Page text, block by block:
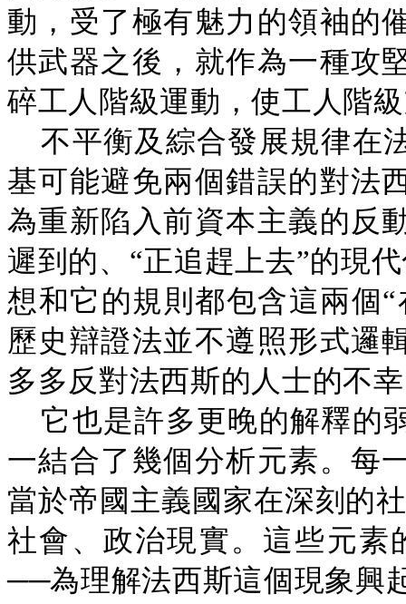
動，受了極有魅力的領袖的
供武器之後，就作為一種攻
碎工人階級運動，使工人階
不平衡及綜合發展規律在
基可能避免兩個錯誤的對法
為重新陷入前資本主義的反
遲到的、“正追趕上去”的現
想和它的規則都包含這兩個
歷史辯證法並不遵照形式邏
多多反對法西斯的人士的不
它也是許多更晚的解釋的
一結合了幾個分析元素。每
當於帝國主義國家在深刻的
社會、政治現實。這些元
──為理解法西斯這個現象興